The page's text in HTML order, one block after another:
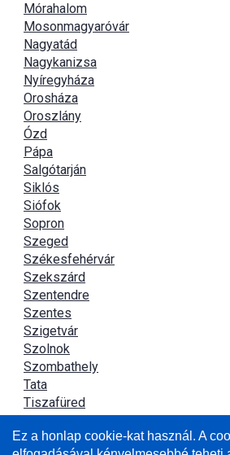
Mórahalom
Mosonmagyaróvár
Nagyatád
Nagykanizsa
Nyíregyháza
Orosháza
Oroszlány
Ózd
Pápa
Salgótarján
Siklós
Siófok
Sopron
Szeged
Székesfehérvár
Szekszárd
Szentendre
Szentes
Szigetvár
Szolnok
Szombathely
Tata
Tiszafüred
Újszász
Ez a honlap cookie-kat használ. A